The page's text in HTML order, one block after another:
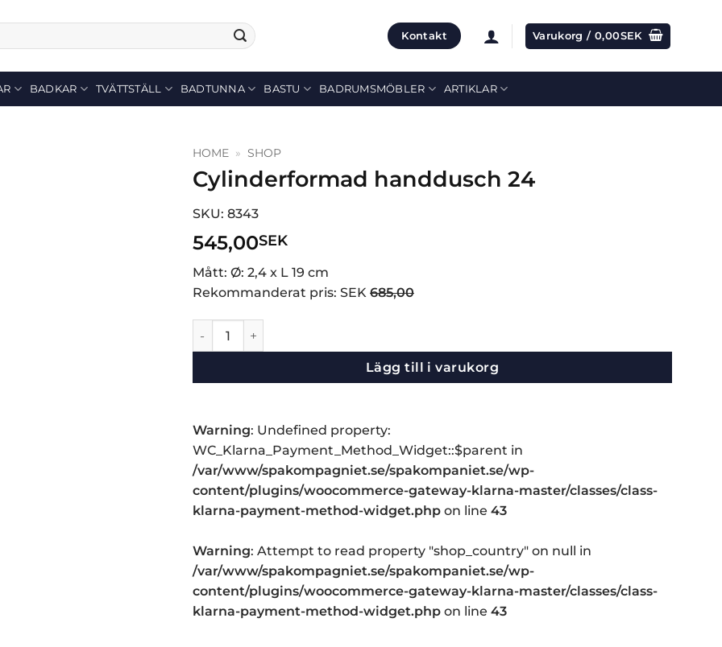
Kontakt Varukorg / 0,00SEK
BADKAR TVÄTTSTÄLL BADTUNNA BASTU BADRUMSMÖBLER ARTIKLAR
HOME » SHOP
Cylinderformad handdusch 24
SKU: 8343
545,00SEK
Mått: Ø: 2,4 x L 19 cm
Rekommanderat pris: SEK 685,00
Cylinderformad handdusch 24 mängd
Lägg till i varukorg
Warning: Undefined property:
WC_Klarna_Payment_Method_Widget::$parent in
/var/www/spakompagniet.se/spakompaniet.se/wp-
content/plugins/woocommerce-gateway-klarna-master/classes/class-
klarna-payment-method-widget.php on line 43
Warning: Attempt to read property "shop_country" on null in
/var/www/spakompagniet.se/spakompaniet.se/wp-
content/plugins/woocommerce-gateway-klarna-master/classes/class-
klarna-payment-method-widget.php on line 43